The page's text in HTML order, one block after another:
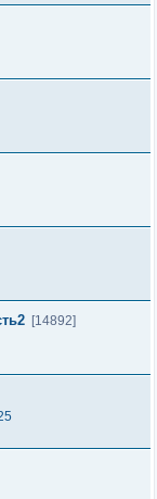
[14892]